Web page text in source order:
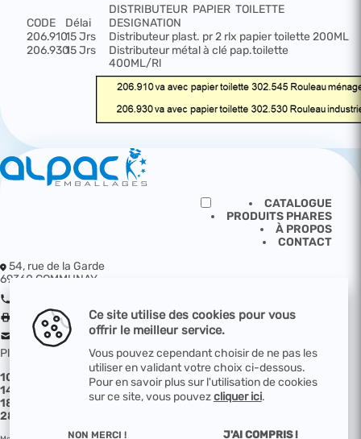
DISTRIBUTEUR PAPIER TOILETTE
CODE
Délai
DESIGNATION
206.91015 Jrs
Distributeur plast. pr 2 rlx papier toilette 200ML
206.93015 Jrs
Distributeur métal à clé pap.toilette
400ML/Rl
Ce site utilise des cookies pour vous
offrir le meilleur service.
Vous pouvez cependant choisir de ne pas les
utiliser en validant votre choix ci-dessous.
Pour en savoir plus sur l'utilisation de cookies
sur ce site, vous pouvezcliquer ici.
NON MERCI ! J'AI COMPRIS !
CATALOGUE
PRODUITS PHARES
À PROPOS
CONTACT
54, rue de la Garde
69360 COMMUNAY
04 72 49 89 71
contact@alpac.fr
Plan d'accès
10 - PRODUITS FILÉS 12 - ADHESIF & ASSEMBLAGE
14 - CALAGE / PROTECTION16 - CONTENANTS
18 - MARQUAGE 20 - MATERIELS ET EQUIPEMENTS
28 - PRODUITS TECHNIQUES